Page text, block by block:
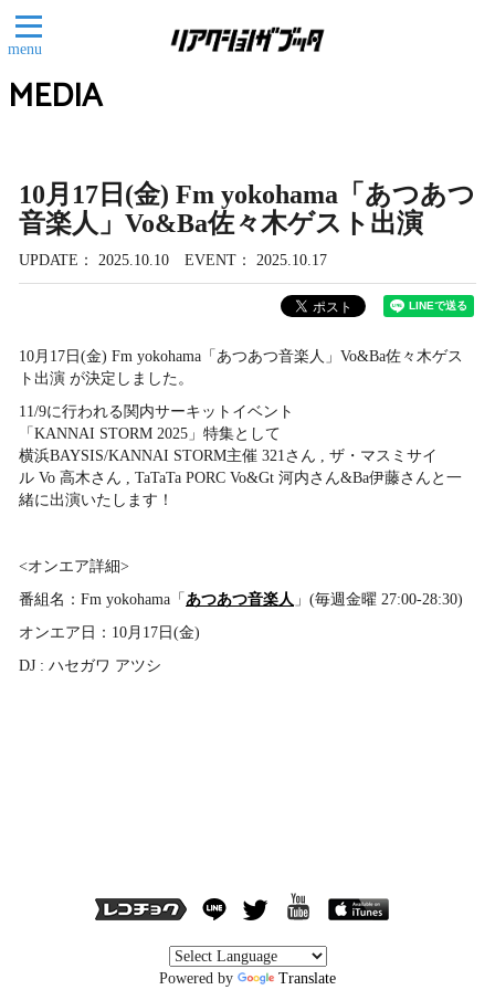
menu
MEDIA
10月17日(金) Fm yokohama「あつあつ
音楽人」Vo&Ba佐々木ゲスト出演
UPDATE 2025.10.10 EVENT 2025.10.17
10月17日(金) Fm yokohama「あつあつ音楽人」Vo&Ba佐々木ゲス
ト出演 が決定しました。
11/9に行われる関内サーキットイベント
「KANNAI STORM 2025」特集として
横浜BAYSIS/KANNAI STORM主催 321さん , ザ・マスミサイ
ル Vo 高木さん , TaTaTa PORC Vo&Gt 河内さん&Ba伊藤さんと一
緒に出演いたします！
<オンエア詳細>
番組名：Fm yokohama「 あつあつ音楽人 」(毎週金曜 27:00-28:30)
オンエア日：10月17日(金)
DJ : ハセガワ アツシ
Powered by Translate